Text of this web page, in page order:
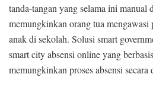
tanda-tangan yang selama ini manual
memungkinkan orang tua mengawasi
anak di sekolah. Solusi smart
smart city absensi online yang
memungkinkan proses absensi secara